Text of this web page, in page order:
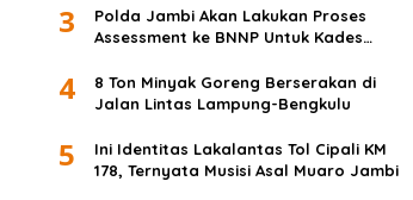
3
Polda Jambi Akan Lakukan Proses
Assessment ke BNNP Untuk Kades
4
8 Ton Minyak Goreng Berserakan di
Jalan Lintas Lampung-Bengkulu
5
Ini Identitas Lakalantas Tol Cipali KM
178, Ternyata Musisi Asal Muaro Jambi